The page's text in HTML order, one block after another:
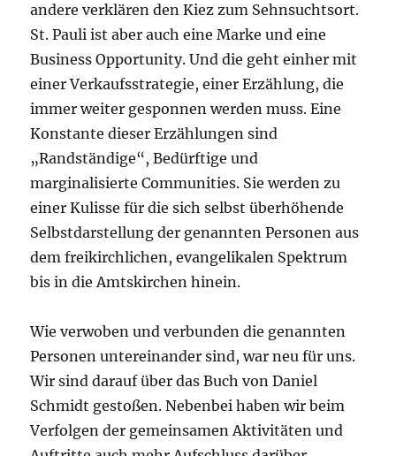
andere verklären den Kiez zum Sehnsuchtsort.
St. Pauli ist aber auch eine Marke und eine
Business Opportunity. Und die geht einher mit
einer Verkaufsstrategie, einer Erzählung, die
immer weiter gesponnen werden muss. Eine
Konstante dieser Erzählungen sind
„Randständige“, Bedürftige und
marginalisierte Communities. Sie werden zu
einer Kulisse für die sich selbst überhöhende
Selbstdarstellung der genannten Personen aus
dem freikirchlichen, evangelikalen Spektrum
bis in die Amtskirchen hinein.
Wie verwoben und verbunden die genannten
Personen untereinander sind, war neu für uns.
Wir sind darauf über das Buch von Daniel
Schmidt gestoßen. Nebenbei haben wir beim
Verfolgen der gemeinsamen Aktivitäten und